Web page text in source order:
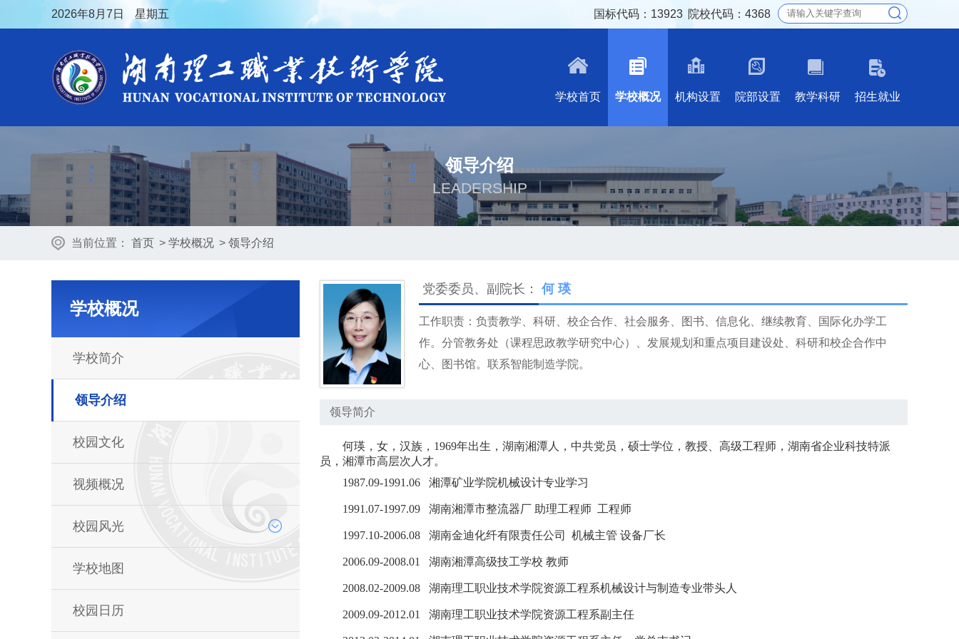
2026年8月7日 星期五 国标代码：13923 院校代码：4368
学校首页 学校概况 机构设置 院部设置 教学科研 招生就业
领导介绍
LEADERSHIP
当前位置： 首页 > 学校概况 > 领导介绍
学校概况
学校简介
领导介绍
校园文化
视频概况
校园风光
学校地图
校园日历
党委委员、副院长： 何 瑛
工作职责：负责教学、科研、校企合作、社会服务、图书、信息化、继续教育、国际化办学工
作。分管教务处（课程思政教学研究中心）、发展规划和重点项目建设处、科研和校企合作中
心、图书馆。联系智能制造学院。
领导简介
何瑛，女，汉族， 1969年出生，湖南湘潭人，中共党员，硕士学位，教授、高级工程师，湖南省企业科技特派
员，湘潭市高层次人才。
1987.09-1991.06 湘潭矿业学院机械设计专业学习
1991.07-1997.09 湖南湘潭市整流器厂 助理工程师 工程师
1997.10-2006.08 湖南金迪化纤有限责任公司 机械主管 设备厂长
2006.09-2008.01 湖南湘潭高级技工学校 教师
2008.02-2009.08 湖南理工职业技术学院资源工程系机械设计与制造专业带头人
2009.09-2012.01 湖南理工职业技术学院资源工程系副主任